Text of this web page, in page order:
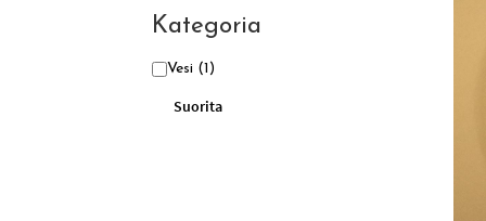
Kategoria
Kategoria
Vesi (1)
Suorita